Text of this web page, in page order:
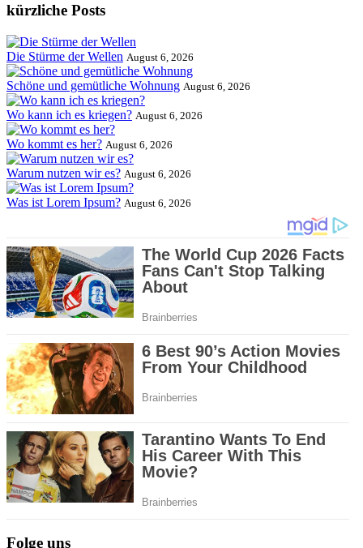
kürzliche Posts
Die Stürme der Wellen August 6, 2026
Schöne und gemütliche Wohnung August 6, 2026
Wo kann ich es kriegen? August 6, 2026
Wo kommt es her? August 6, 2026
Warum nutzen wir es? August 6, 2026
Was ist Lorem Ipsum? August 6, 2026
Folge uns